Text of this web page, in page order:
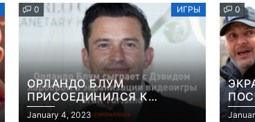
0 ИГРЫ
ОРЛАНДО БЛУМ
ПРИСОЕДИНИЛСЯ К
ЭКРАНИЗАЦИИ ВИДЕОИГРЫ
January 4, 2023
0